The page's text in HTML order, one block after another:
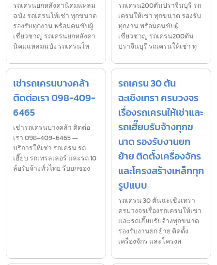
รถเครนยกหลังคานิคมแหลม
ฉบัง รถเครนให้เช่า ทุกขนาด
รองรับทุกงาน พร้อมคนขับผู้
เชี่ยวชาญ รถเครนยกหลังคา
นิคมแหลมฉบัง รถเครนให
รถเครน200ตันปราจีนบุรี รถ
เครนให้เช่า ทุกขนาด รองรับ
ทุกงาน พร้อมคนขับผู้
เชี่ยวชาญ รถเครน200ตัน
ปราจีนบุรี รถเครนให้เช่า ทุ
เช่ารถเครนบางคล้า
ติดต่อเรา 098-409-
6465
เช่ารถเครนบางคล้า ติดต่อ
เรา 098-409-6465 —
บริการให้เช่า รถเครน รถ
เฮี๊ยบ รถเทรลเลอร์ และรถ 10
ล้อรับจ้างทั่วไทย รับยกของ
รถเครน 30 ตัน
ฉะเชิงเทรา ครบวงจร
เรื่องรถเครนให้เช่าและ
รถเฮี๊ยบรับจ้างทุกข
นาด รองรับงานยก
ย้าย ติดตั้งเครื่องจักร
และโครงสร้างเหล็กทุก
รูปแบบ
รถเครน 30 ตันฉะเชิงเทรา
ครบวงจรเรื่องรถเครนให้เช่า
และรถเฮี๊ยบรับจ้างทุกขนาด
รองรับงานยก ย้าย ติดตั้ง
เครื่องจักร และโครงส